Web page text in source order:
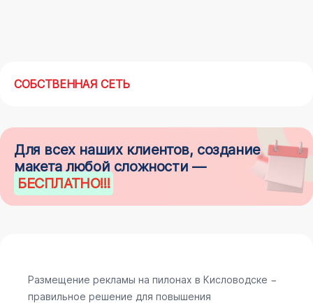
СОБСТВЕННАЯ СЕТЬ
Для всех наших клиентов, создание
макета любой сложности —
БЕСПЛАТНО!!!
Размещение рекламы на пилонах в Кисловодске −
правильное решение для повышения